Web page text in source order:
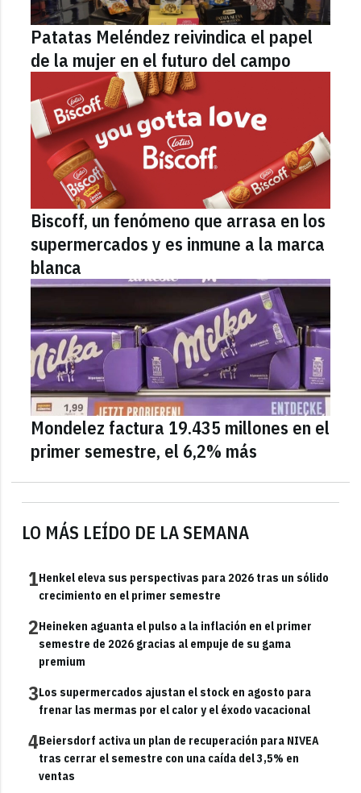
LO MÁS LEÍDO DE LA SEMANA
1Henkel eleva sus perspectivas para 2026 tras un sólido
crecimiento en el primer semestre
2Heineken aguanta el pulso a la inflación en el primer
semestre de 2026 gracias al empuje de su gama
premium
3Los supermercados ajustan el stock en agosto para
frenar las mermas por el calor y el éxodo vacacional
4Beiersdorf activa un plan de recuperación para NIVEA
tras cerrar el semestre con una caída del 3,5% en
ventas
Patatas Meléndez reivindica el papel
de la mujer en el futuro del campo
Biscoff, un fenómeno que arrasa en los
supermercados y es inmune a la marca
blanca
Mondelez factura 19.435 millones en el
primer semestre, el 6,2% más